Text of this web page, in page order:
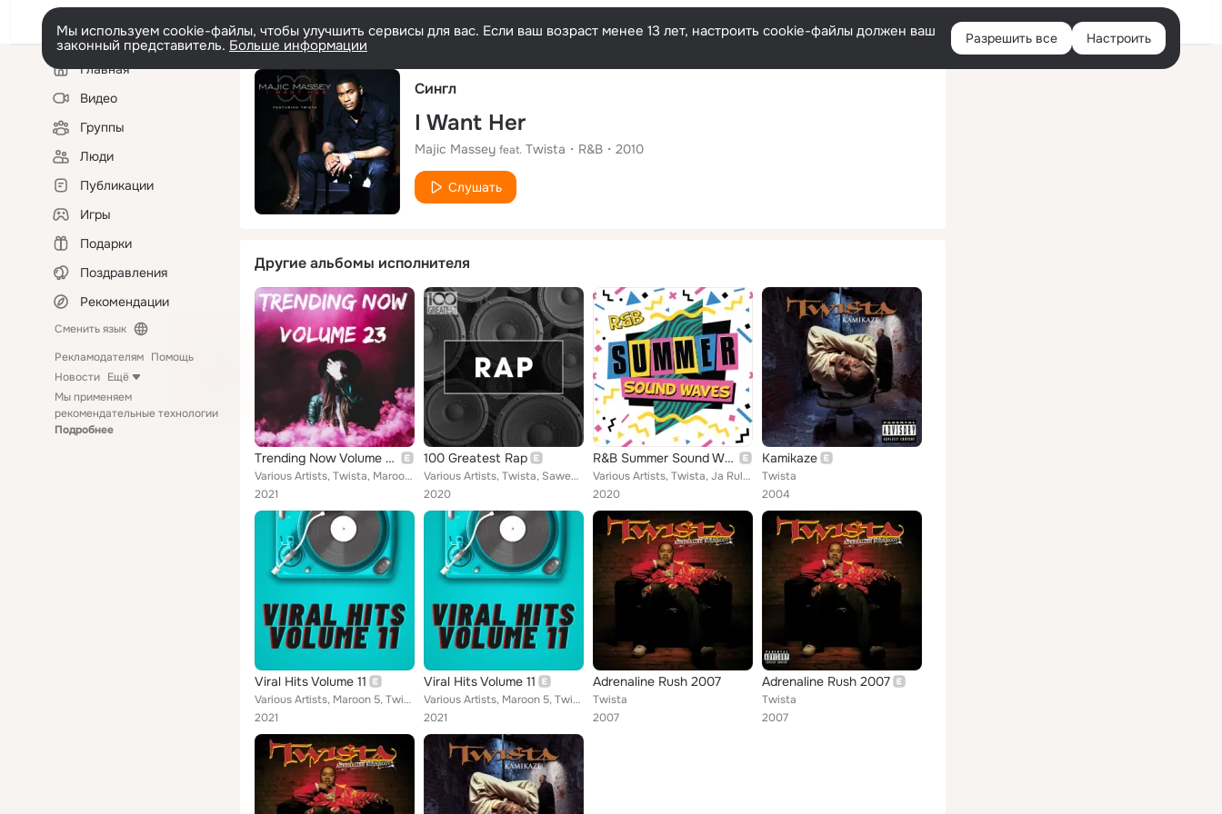
Русский Войти
Мы используем cookie-файлы, чтобы улучшить сервисы для вас. Если ваш возраст менее 13 лет, настроить cookie-файлы должен ваш
законный представитель. Больше информации Разрешить все Настроить
Левая
колонкаГлавная
Видео
Группы
Люди
Публикации
Игры
Подарки
Поздравления
Рекомендации
Сменить язык
Рекламодателям Помощь
Новости Ещё
Мы применяем
рекомендательные технологии
Подробнее
Сингл
I Want Her
Majic Massey feat. Twista R&B 2010
Слушать
Другие альбомы исполнителя
Trending Now Volume 23
Various Artists, Twista, Maroon 5, Martin Solveig, YUNGBLUD, Becky Hill, ATB, Conan Gray, Peach Tree Rascals, Yung Gravy, Marshm...
2021
100 Greatest Rap
Various Artists, Twista, Saweetie, J.J. Fad, Pudgee Tha Phat Bastard, Das EFX, Grandmaster Flash & The Furious Five, Shyne, The ...
2020
R&B Summer Sound Waves
Various Artists, Twista, Ja Rule, K-Ci & JoJo, Cherish, Keyshia Cole, Ne-Yo, Musiq Soulchild, 702, LeToya, Lloyd, D'Angelo, Juve...
2020
Kamikaze
Twista
2004
Viral Hits Volume 11
Various Artists, Maroon 5, Twista, YUNGBLUD, ATB, Yung Gravy, HRVY, Rusted Root, WILLOW, Gryffin, The Vamps, TMG FRE$H, Seeb, So...
2021
Viral Hits Volume 11
Various Artists, Maroon 5, Twista, YUNGBLUD, ATB, Yung Gravy, HRVY, Rusted Root, WILLOW, Gryffin, The Vamps, TMG FRE$H, Seeb, Jo...
2021
Adrenaline Rush 2007
Twista
2007
Adrenaline Rush 2007
Twista
2007